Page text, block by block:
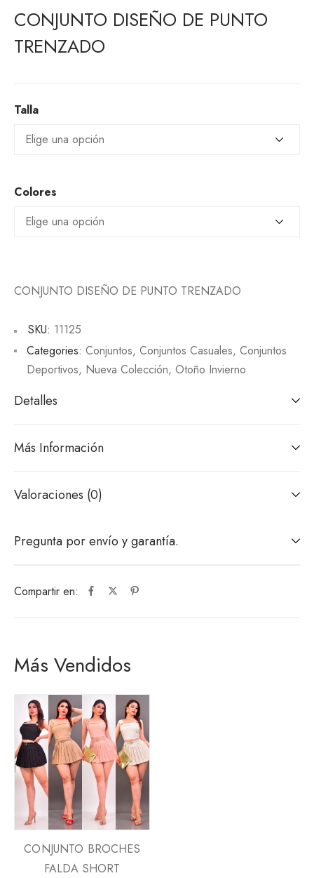
CONJUNTO DISEÑO DE PUNTO
TRENZADO
Talla
Colores
CONJUNTO DISEÑO DE PUNTO TRENZADO
Compartir en:
SKU: 11125
Categories: Conjuntos, Conjuntos Casuales, Conjuntos
Deportivos, Nueva Colección, Otoño Invierno
Detalles
Más Información
Valoraciones (0)
Pregunta por envío y garantía.
Más Vendidos
CONJUNTO BROCHES
FALDA SHORT